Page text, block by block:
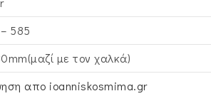
585
με τον χαλκά)
απο ioanniskosmima.gr